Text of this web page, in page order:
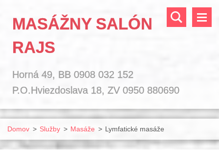
MASÁŽNY SALÓN
RAJS
Horná 49, BB 0908 032 152
P.O.Hviezdoslava 18, ZV 0950 880690
Domov > Služby > Masáže > Lymfatické masáže